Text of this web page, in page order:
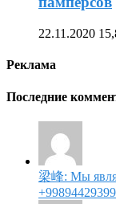
22.11.2020
Реклама
Последние
梁峰: Мы